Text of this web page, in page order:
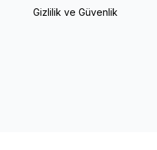
Gizlilik ve Güvenlik